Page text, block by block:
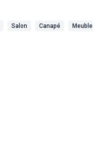
Salon Canapé Meuble